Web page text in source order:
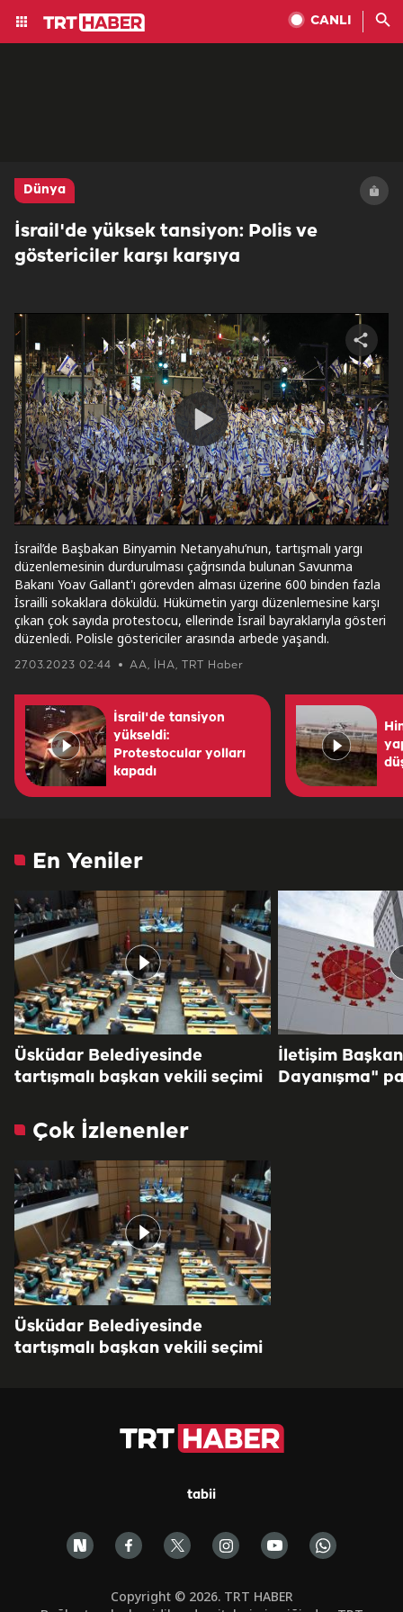
CANLI
Dünya
İsrail'de yüksek tansiyon: Polis ve
göstericiler karşı karşıya
Play
Video
Share
video
27.03.2023 02:44 AA, İHA, TRT Haber
İsrail’de Başbakan Binyamin Netanyahu’nun, tartışmalı yargı
düzenlemesinin durdurulması çağrısında bulunan Savunma
Bakanı Yoav Gallant'ı görevden alması üzerine 600 binden fazla
İsrailli sokaklara döküldü. Hükümetin yargı düzenlemesine karşı
çıkan çok sayıda protestocu, ellerinde İsrail bayraklarıyla gösteri
düzenledi. Polisle göstericiler arasında arbede yaşandı.
İsrail'de tansiyon
yükseldi:
Protestocular yolları
kapadı
En Yeniler
Üsküdar Belediyesinde
tartışmalı başkan vekili seçimi
İletişim
Dayanışma"
Çok İzlenenler
Üsküdar Belediyesinde
tartışmalı başkan vekili seçimi
tabii
Copyright © 2026. TRT HABER